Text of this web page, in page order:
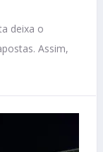
deixa o
Assim,